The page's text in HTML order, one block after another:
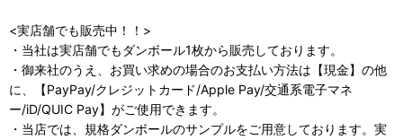
<実店舗でも販売中！！>
・当社は実店舗でもダンボール1枚から販売しております。
・御来社のうえ、お買い求めの場合のお支払い方法は【現金】の他
に、【PayPay/クレジットカード/Apple Pay/交通系電子マネ
ー/iD/QUIC Pay】がご使用できます。
・当店では、規格ダンボールのサンプルをご用意しております。実